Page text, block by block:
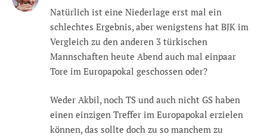
Natürlich ist eine Niederlage erst mal ein
schlechtes Ergebnis, aber wenigstens hat BJK im
Vergleich zu den anderen 3 türkischen
Mannschaften heute Abend auch mal einpaar
Tore im Europapokal geschossen oder?
Weder Akbil, noch TS und auch nicht GS haben
einen einzigen Treffer im Europapokal erzielen
können, das sollte doch zu so manchem zu